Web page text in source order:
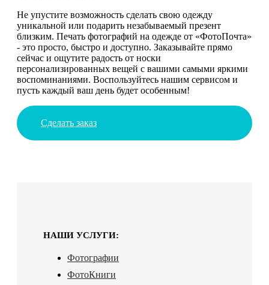
Не упустите возможность сделать свою одежду
уникальной или подарить незабываемый презент
близким. Печать фотографий на одежде от «ФотоПочта»
- это просто, быстро и доступно. Заказывайте прямо
сейчас и ощутите радость от носки
персонализированных вещей с вашими самыми яркими
воспоминаниями. Воспользуйтесь нашим сервисом и
пусть каждый ваш день будет особенным!
Сделать заказ
НАШИ УСЛУГИ:
Фотографии
ФотоКниги